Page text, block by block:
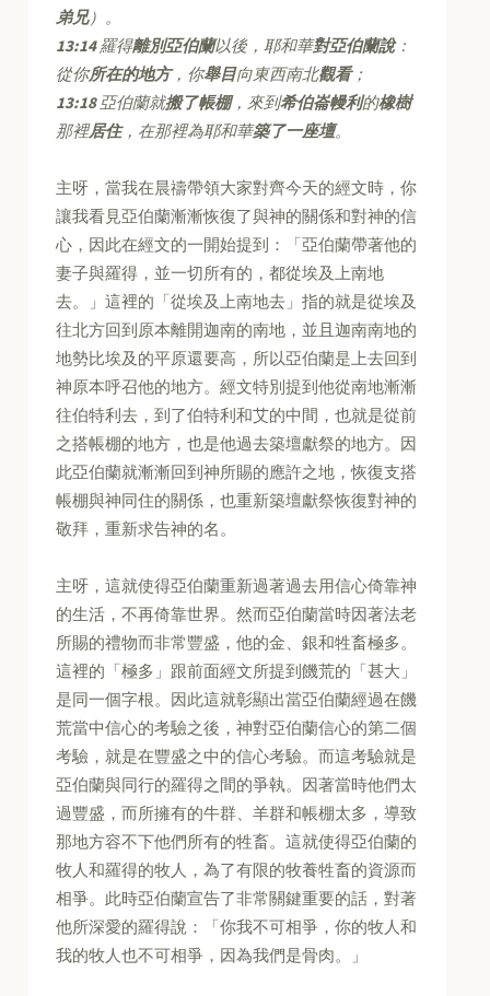
弟兄）。
13:14羅得離別亞伯蘭以後，耶和華對亞伯蘭說：
從你所在的地方，你舉目向東西南北觀看；
13:18亞伯蘭就搬了帳棚，來到希伯崙幔利的橡樹
那裡居住，在那裡為耶和華築了一座壇。
主呀，當我在晨禱帶領大家對齊今天的經文時，你
讓我看見亞伯蘭漸漸恢復了與神的關係和對神的信
心，因此在經文的一開始提到：「亞伯蘭帶著他的
妻子與羅得，並一切所有的，都從埃及上南地
去。」這裡的「從埃及上南地去」指的就是從埃及
往北方回到原本離開迦南的南地，並且迦南南地的
地勢比埃及的平原還要高，所以亞伯蘭是上去回到
神原本呼召他的地方。經文特別提到他從南地漸漸
往伯特利去，到了伯特利和艾的中間，也就是從前
之搭帳棚的地方，也是他過去築壇獻祭的地方。因
此亞伯蘭就漸漸回到神所賜的應許之地，恢復支搭
帳棚與神同住的關係，也重新築壇獻祭恢復對神的
敬拜，重新求告神的名。
主呀，這就使得亞伯蘭重新過著過去用信心倚靠神
的生活，不再倚靠世界。然而亞伯蘭當時因著法老
所賜的禮物而非常豐盛，他的金、銀和牲畜極多。
這裡的「極多」跟前面經文所提到饑荒的「甚大」
是同一個字根。因此這就彰顯出當亞伯蘭經過在饑
荒當中信心的考驗之後，神對亞伯蘭信心的第二個
考驗，就是在豐盛之中的信心考驗。而這考驗就是
亞伯蘭與同行的羅得之間的爭執。因著當時他們太
過豐盛，而所擁有的牛群、羊群和帳棚太多，導致
那地方容不下他們所有的牲畜。這就使得亞伯蘭的
牧人和羅得的牧人，為了有限的牧養牲畜的資源而
相爭。此時亞伯蘭宣告了非常關鍵重要的話，對著
他所深愛的羅得說：「你我不可相爭，你的牧人和
我的牧人也不可相爭，因為我們是骨肉。」